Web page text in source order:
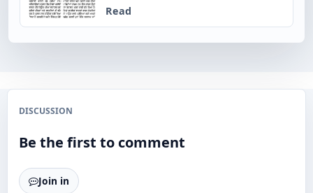
Read
DISCUSSION
Be the first to comment
Join in